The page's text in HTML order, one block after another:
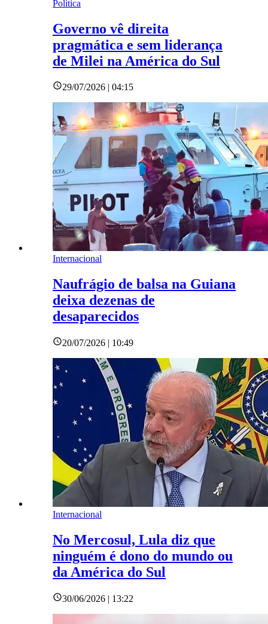
Política
Governo vê direita
pragmática e sem liderança
de Milei na América do Sul
29/07/2026 | 04:15
Internacional
Naufrágio de balsa na Guiana
deixa dezenas de
desaparecidos
20/07/2026 | 10:49
Internacional
No Mercosul, Lula diz que
ninguém é dono do mundo ou
da América do Sul
30/06/2026 | 13:22